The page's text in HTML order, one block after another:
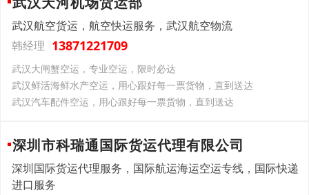
武汉航空货运，航空快运服务，武汉航空物流
韩经理 13871221709
武汉大闸蟹空运，专业空运，限时必达
武汉鲜活海鲜水产空运，用心跟好每一票货物，直到送达
武汉汽车配件空运，用心跟好每一票货物，直到送达
深圳市科瑞通国际货运代理有限公司
深圳国际货运代理服务，国际航运海运空运专线，国际快递
进口服务